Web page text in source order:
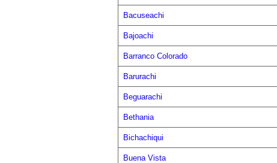
Bacuseachi
Bajoachi
Barranco Colorado
Barurachi
Beguarachi
Bethania
Bichachiqui
Buena Vista